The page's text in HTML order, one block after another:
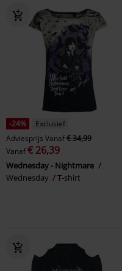
-24%
Exclusief
Adviesprijs Vanaf€ 34,99
Vanaf€ 26,39
Wednesday - Nightmare
Wednesday
T-shirt